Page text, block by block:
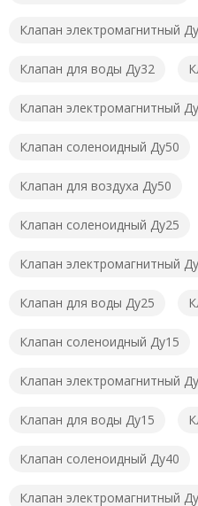
Клапан электромагнитный
Клапан для воды Ду32
Клапан электромагнитный
Клапан соленоидный Ду50
Клапан для воздуха Ду50
Клапан соленоидный Ду25
Клапан электромагнитный
Клапан для воды Ду25
Клапан соленоидный Ду15
Клапан электромагнитный
Клапан для воды Ду15
Клапан соленоидный Ду40
Клапан электромагнитный